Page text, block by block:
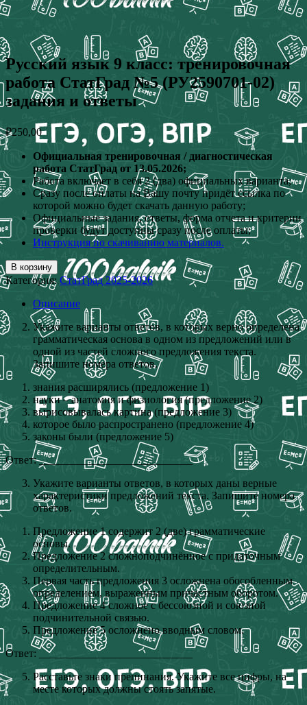
Русский язык 9 класс: тренировочная
работа СтатГрад №5 (РУ2590701-02)
задания и ответы
₽250,00
Официальная тренировочная / диагностическая
работа СтатГрад от 13.05.2026;
Работа включает в себя 2 (два) официальных варианта;
Сразу после оплаты на Вашу почту придёт ссылка по
которой можно будет скачать данную работу;
Официальные задания, ответы, форма отчета и критерии
проверки будут доступны сразу после оплаты;
Инструкция по скачиванию материалов.
В корзину
Категория:СтатГрад 2025-2026
Описание
Укажите варианты ответов, в которых верно определена
грамматическая основа в одном из предложений или в
одной из частей сложного предложения текста.
Запишите номера ответов.
знания расширялись (предложение 1)
науки – анатомия и физиология (предложение 2)
вырисовывалась картина (предложение 3)
которое было распространено (предложение 4)
законы были (предложение 5)
Ответ: ____________________________
Укажите варианты ответов, в которых даны верные
характеристики предложений текста. Запишите номера
ответов.
Предложение 1 содержит 2 (две) грамматические
основы.
Предложение 2 сложноподчинённое с придаточным
определительным.
Первая часть предложения 3 осложнена обособленным
определением, выраженным причастным оборотом.
Предложение 4 сложное с бессоюзной и союзной
подчинительной связью.
Предложение 5 осложнено вводным словом.
Ответ: ____________________________
Расставьте знаки препинания. Укажите все цифры, на
месте которых должны стоять запятые.